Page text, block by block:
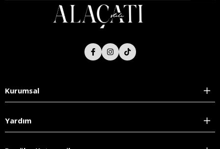
Kurumsal
Yardım